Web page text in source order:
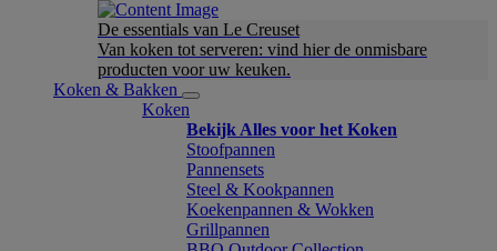
De essentials van Le Creuset
Van koken tot serveren: vind hier de onmisbare
producten voor uw keuken.
Koken & Bakken
Koken
Bekijk Alles voor het Koken
Stoofpannen
Pannensets
Steel & Kookpannen
Koekenpannen & Wokken
Grillpannen